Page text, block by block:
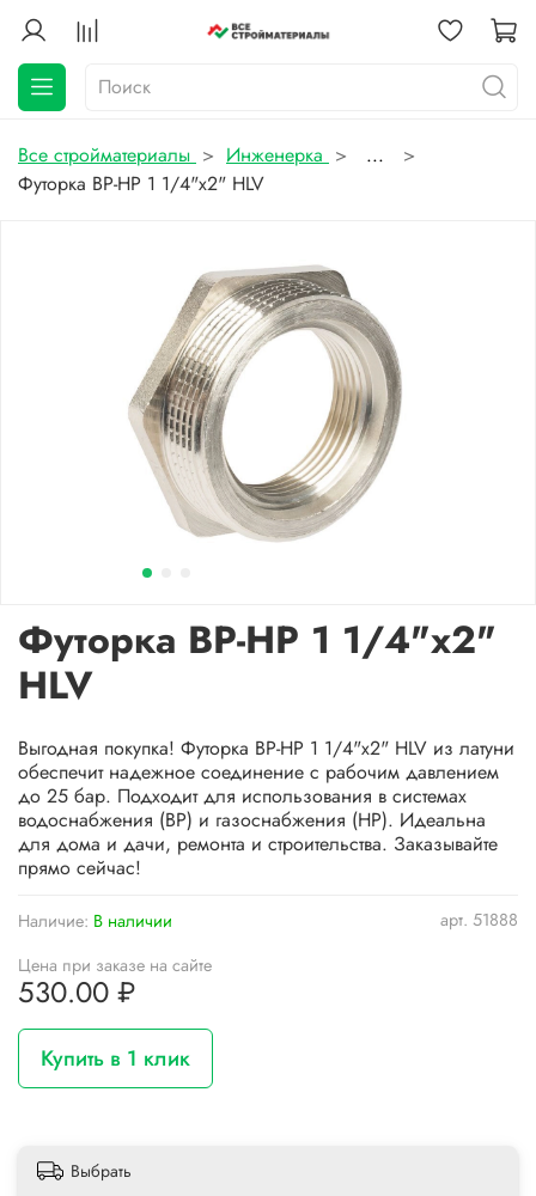
Все стройматериалы Инженерка
...
Футорка ВР-НР 1 1/4"х2" HLV
арт. 51888
Наличие: В наличии
Футорка ВР-НР 1 1/4"х2"
HLV
Цена при заказе на сайте
530.00 ₽
Купить в 1 клик
Выгодная покупка! Футорка ВР-НР 1 1/4"х2" HLV из латуни
обеспечит надежное соединение с рабочим давлением
до 25 бар. Подходит для использования в системах
водоснабжения (ВР) и газоснабжения (НР). Идеальна
для дома и дачи, ремонта и строительства. Заказывайте
прямо сейчас!
Выбрать